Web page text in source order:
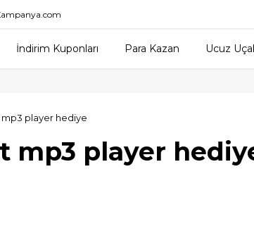
İndirim Kuponları Para Kazan Ucuz
player hediye
mp3 player